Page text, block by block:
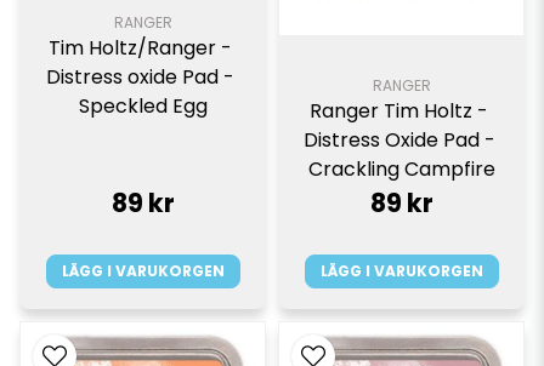
RANGER
Tim Holtz/Ranger -
Distress oxide Pad -
Speckled Egg
89 kr
LÄGG I VARUKORGEN
RANGER
Ranger Tim Holtz -
Distress Oxide Pad -
Crackling Campfire
89 kr
LÄGG I VARUKORGEN